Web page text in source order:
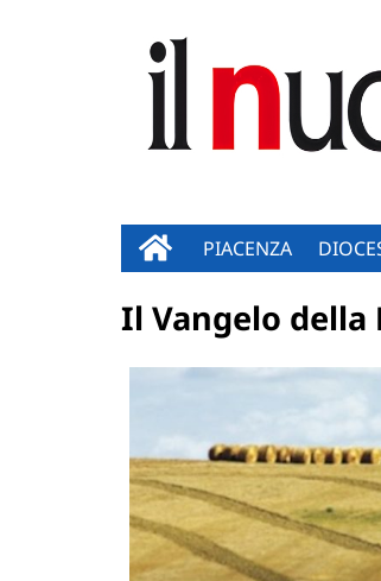
PIACENZA
Il Vangelo della